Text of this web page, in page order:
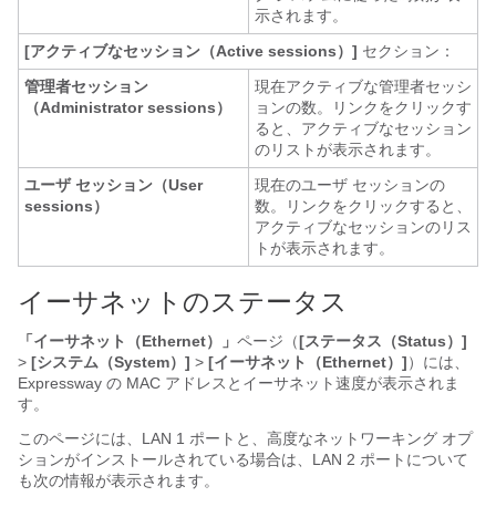
示されます。
[アクティブなセッション（Active sessions）] セクション：
管理者セッション
（Administrator sessions）
現在アクティブな管理者セッシ
ョンの数。リンクをクリックす
ると、アクティブなセッション
のリストが表示されます。
ユーザ セッション（User
sessions）
現在のユーザ セッションの
数。リンクをクリックすると、
アクティブなセッションのリス
トが表示されます。
イーサネットのステータス
「イーサネット（Ethernet）」 ページ（[ステータス（Status）]
> [システム（System）] > [イーサネット（Ethernet）]）には、
Expressway の MAC アドレスとイーサネット速度が表示されま
す。
このページには、LAN 1 ポートと、高度なネットワーキング オプ
ションがインストールされている場合は、LAN 2 ポートについて
も次の情報が表示されます。